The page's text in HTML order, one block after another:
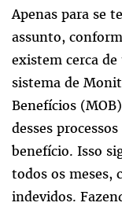
Apenas para se
assunto,
existem cerca
sistema de
Benefícios
desses
benefício. Isso
todos os meses,
indevidos.